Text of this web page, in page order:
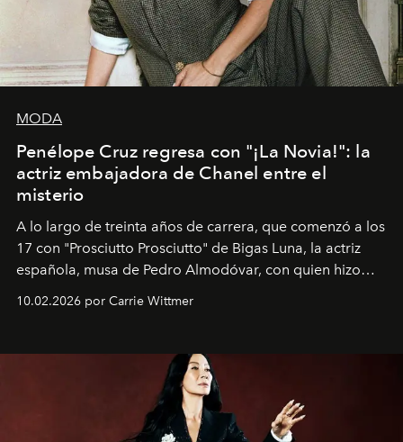
MODA
Penélope Cruz regresa con "¡La Novia!": la
actriz embajadora de Chanel entre el
misterio
A lo largo de treinta años de carrera, que comenzó a los
17 con "Prosciutto Prosciutto" de Bigas Luna, la actriz
española, musa de Pedro Almodóvar, con quien hizo
Barcelona", ha dividido su tiempo entre Europa y
dirigida por Maggie Gyllenhaal.
10.02.2026 por Carrie Wittmer